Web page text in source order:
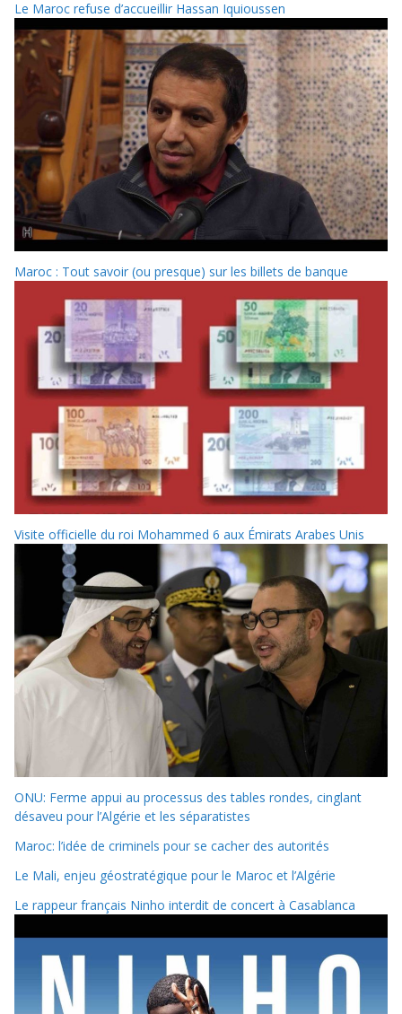
Le Maroc refuse d’accueillir Hassan Iquioussen
Maroc : Tout savoir (ou presque) sur les billets de banque
Visite officielle du roi Mohammed 6 aux Émirats Arabes Unis
ONU: Ferme appui au processus des tables rondes, cinglant
désaveu pour l’Algérie et les séparatistes
Maroc: l’idée de criminels pour se cacher des autorités
Le Mali, enjeu géostratégique pour le Maroc et l’Algérie
Le rappeur français Ninho interdit de concert à Casablanca